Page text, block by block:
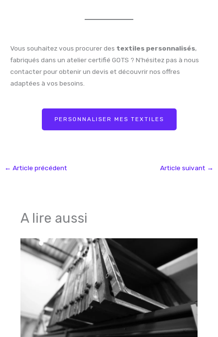
Vous souhaitez vous procurer des textiles personnalisés,
fabriqués dans un atelier certifié GOTS ? N’hésitez pas à nous
contacter pour obtenir un devis et découvrir nos offres
adaptées à vos besoins.
PERSONNALISER MES TEXTILES
← Article précédent Article suivant →
A lire aussi